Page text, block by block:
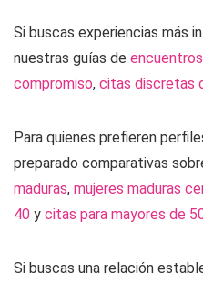
Si buscas experiencias más
nuestras guías de
compromiso, citas discretas
Para quienes prefieren
preparado comparativas
maduras, mujeres maduras
40 y citas para mayores de
Si buscas una relación